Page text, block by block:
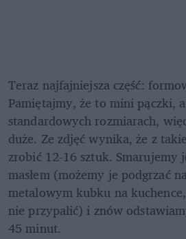
Teraz najfajniejsza część:
Pamiętajmy, że to mini pączki,
standardowych rozmiarach,
duże. Ze zdjęć wynika, że z
zrobić 12-16 sztuk. Smarujemy
masłem (możemy je podgrzać
metalowym kubku na
nie przypalić) i znów
45 minut.